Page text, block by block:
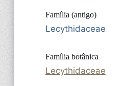
Família (antigo)
Lecythidaceae
Família botânica
Lecythidaceae